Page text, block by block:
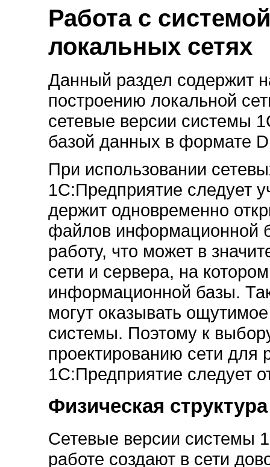
Работа с
локальных сетях
Данный раздел содержит
построению локальной
сетевые версии системы
базой данных в формате
При использовании
1С:Предприятие следует
держит одновременно
файлов информационной
работу, что может в
сети и сервера, на
информационной базы.
могут оказывать
системы. Поэтому к
проектированию сети для
1С:Предприятие следует
Физическая
Сетевые версии системы
работе создают в сети